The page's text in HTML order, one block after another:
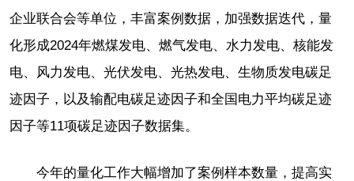
企业联合会等单位，丰富案例数据，加强数据迭代，量
化形成2024年燃煤发电、燃气发电、水力发电、核能发
电、风力发电、光伏发电、光热发电、生物质发电碳足
迹因子，以及输配电碳足迹因子和全国电力平均碳足迹
因子等11项碳足迹因子数据集。
今年的量化工作大幅增加了案例样本数量，提高实